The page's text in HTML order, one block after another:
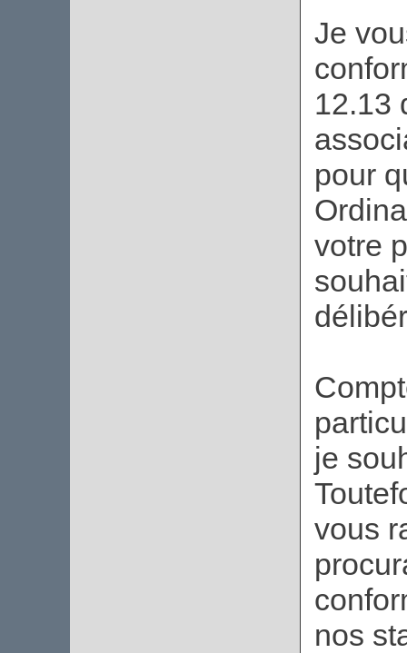
Je
12.13
pour
votre
je
vous
nos